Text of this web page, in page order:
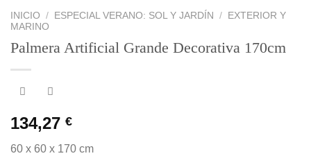
INICIO / ESPECIAL VERANO: SOL Y JARDÍN /
EXTERIOR Y
MARINO
Palmera Artificial Grande Decorativa 170cm
134,27 €
60 x 60 x 170 cm